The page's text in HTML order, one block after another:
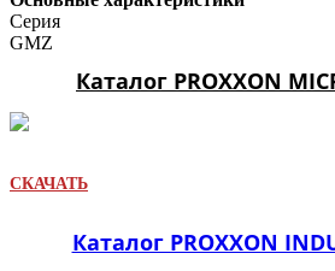
Серия
GMZ
Каталог PROXXON
СКАЧАТЬ
Каталог PROXXON